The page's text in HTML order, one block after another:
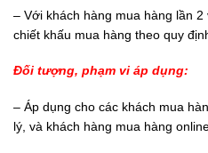
– Với khách hàng mua hàng lần
chiết khấu mua hàng theo quy
Đối tượng, phạm vi áp dụng:
– Áp dụng cho các khách mua
lý, và khách hàng mua hàng